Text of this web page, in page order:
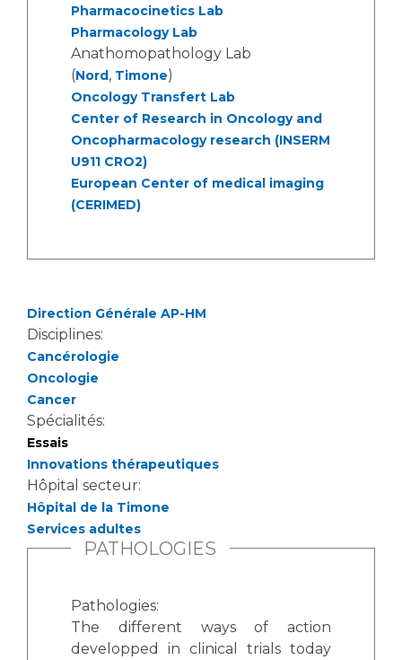
Le projet des usagers
Qualité
Nos indicateurs qualité et de sécurité des soins
Protection des données
Sécurité
Les recherches en santé à l’AP-HM
Lieu de santé sans tabac
Liste des marchés conclus
Documents utiles
Pharmacocinetics Lab
Pharmacology Lab
Anathomopathology Lab
(Nord, Timone)
Oncology Transfert Lab
Center of Research in Oncology and
Oncopharmacology research (INSERM
U911 CRO2)
European Center of medical imaging
(CERIMED)
Direction Générale AP-HM
Disciplines:
Cancérologie
Oncologie
Cancer
Spécialités:
Essais
Innovations thérapeutiques
Hôpital secteur:
Hôpital de la Timone
Services adultes
PATHOLOGIES
Pathologies:
The different ways of action
developped in clinical trials today